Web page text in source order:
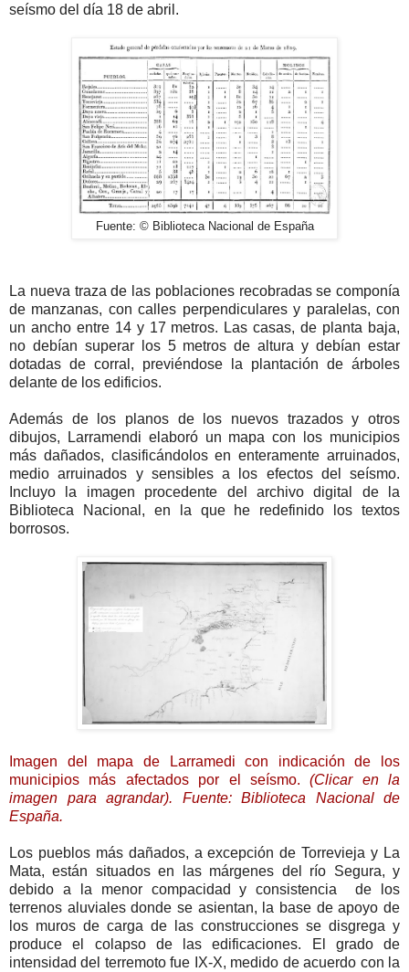
seísmo del día 18 de abril.
Fuente: © Biblioteca Nacional de España
La nueva traza de las poblaciones recobradas se componía
de manzanas, con calles perpendiculares y paralelas, con
un ancho entre 14 y 17 metros. Las casas, de planta baja,
no debían superar los 5 metros de altura y debían estar
dotadas de corral, previéndose la plantación de árboles
delante de los edificios.
Además de los planos de los nuevos trazados y otros
dibujos, Larramendi elaboró un mapa con los municipios
más dañados, clasificándolos en enteramente arruinados,
medio arruinados y sensibles a los efectos del seísmo.
Incluyo la imagen procedente del archivo digital de la
Biblioteca Nacional, en la que he redefinido los textos
borrosos.
Imagen del mapa de Larramedi con indicación de los
municipios más afectados por el seísmo.(Clicar en la
imagen para agrandar). Fuente: Biblioteca Nacional de
España.
Los pueblos más dañados, a excepción de Torrevieja y La
Mata, están situados en las márgenes del río Segura, y
debido a la menor compacidad y consistencia de los
terrenos aluviales donde se asientan, la base de apoyo de
los muros de carga de las construcciones se disgrega y
produce el colapso de las edificaciones. El grado de
intensidad del terremoto fue IX-X, medido de acuerdo con la